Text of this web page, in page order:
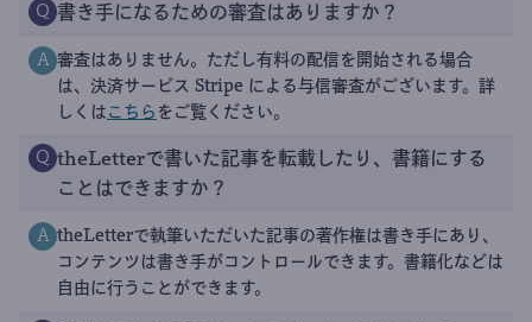
Q 書き手になるための審査はありますか？
A 審査はありません。ただし有料の配信を開始される場合
は、決済サービス Stripe による与信審査がございます。詳
しくは こちら をご覧ください。
Q theLetterで書いた記事を転載したり、書籍にする
ことはできますか？
A theLetterで執筆いただいた記事の著作権は書き手にあり、
コンテンツは書き手がコントロールできます。書籍化などは
自由に行うことができます。